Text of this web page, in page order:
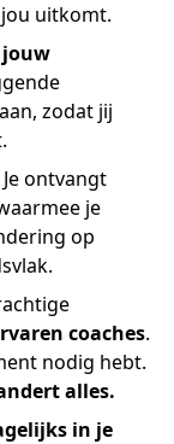
uitkomt.
jouw
zodat jij
Je ontvangt
je
op
coaches.
nodig hebt.
alles.
in je